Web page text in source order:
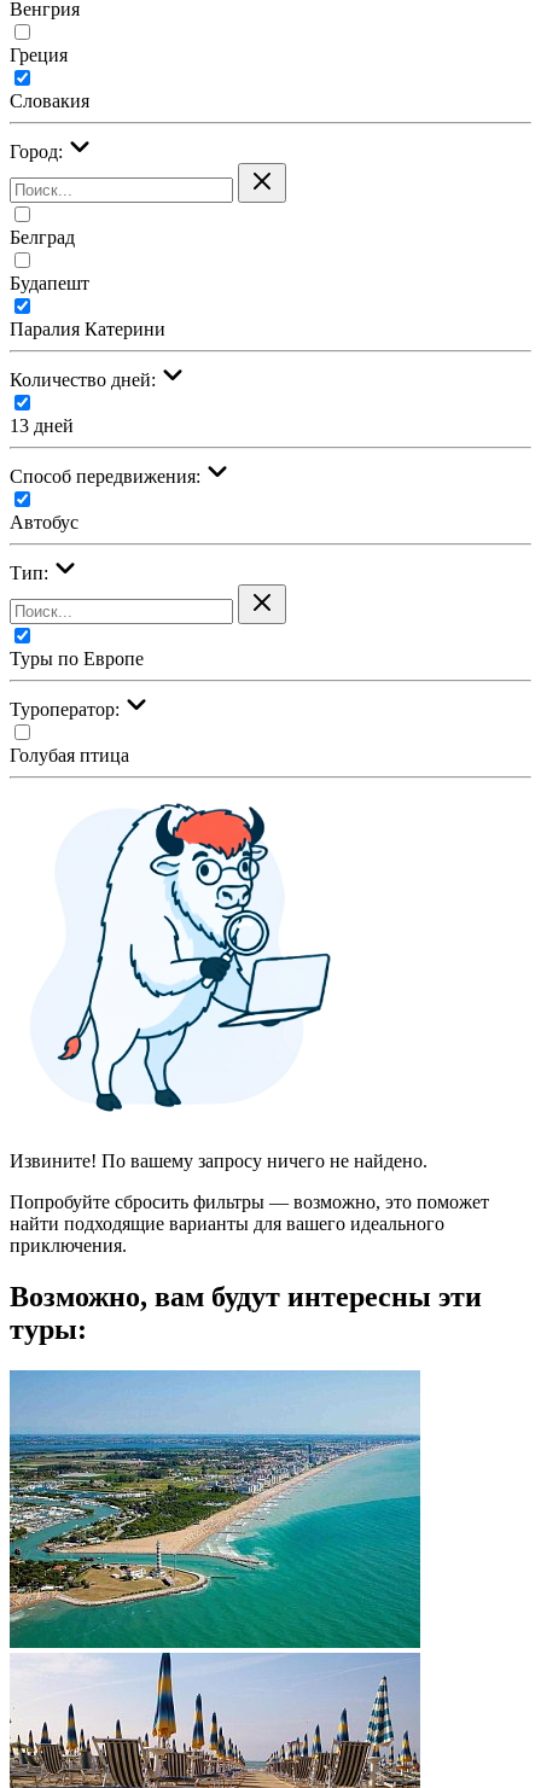
Венгрия
Греция
Словакия
Город:
Белград
Будапешт
Паралия Катерини
Количество дней:
13 дней
Cпособ передвижения:
Автобус
Тип:
Туры по Европе
Туроператор:
Голубая птица
Извините! По вашему запросу ничего не найдено.
Попробуйте сбросить фильтры — возможно, это поможет
найти подходящие варианты для вашего идеального
приключения.
Возможно, вам будут интересны эти
туры: